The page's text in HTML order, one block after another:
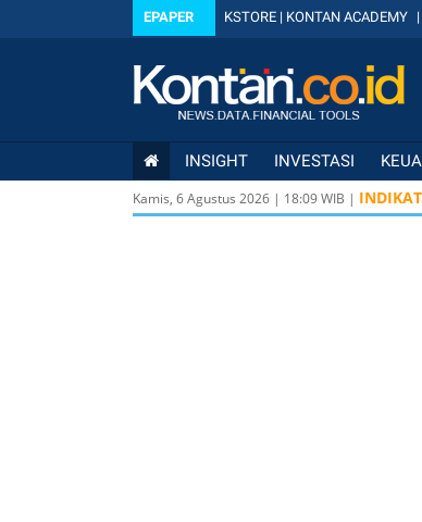
EPAPER KSTORE | KONTAN ACADEMY |
INSIGHT INVESTASI
Kamis, 6 Agustus 2026 | 18:09WIB |